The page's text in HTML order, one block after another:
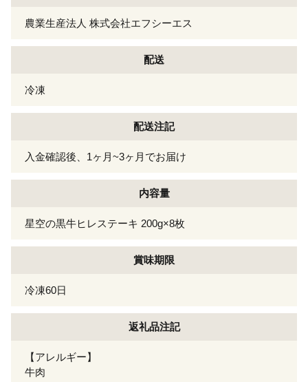
農業生産法人 株式会社エフシーエス
配送
冷凍
配送注記
入金確認後、1ヶ月~3ヶ月でお届け
内容量
星空の黒牛ヒレステーキ 200g×8枚
賞味期限
冷凍60日
返礼品注記
【アレルギー】
牛肉